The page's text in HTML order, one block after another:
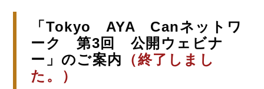
「Tokyo AYA Canネットワ
ーク 第3回 公開ウェビナ
ー」のご案内
（終了しまし
た。）